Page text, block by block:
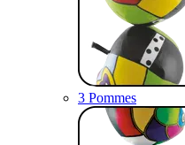
3 Pommes